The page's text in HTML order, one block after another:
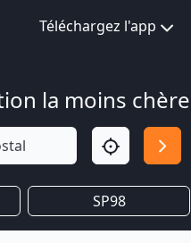
Téléchargez l'app
la moins chère
SP98